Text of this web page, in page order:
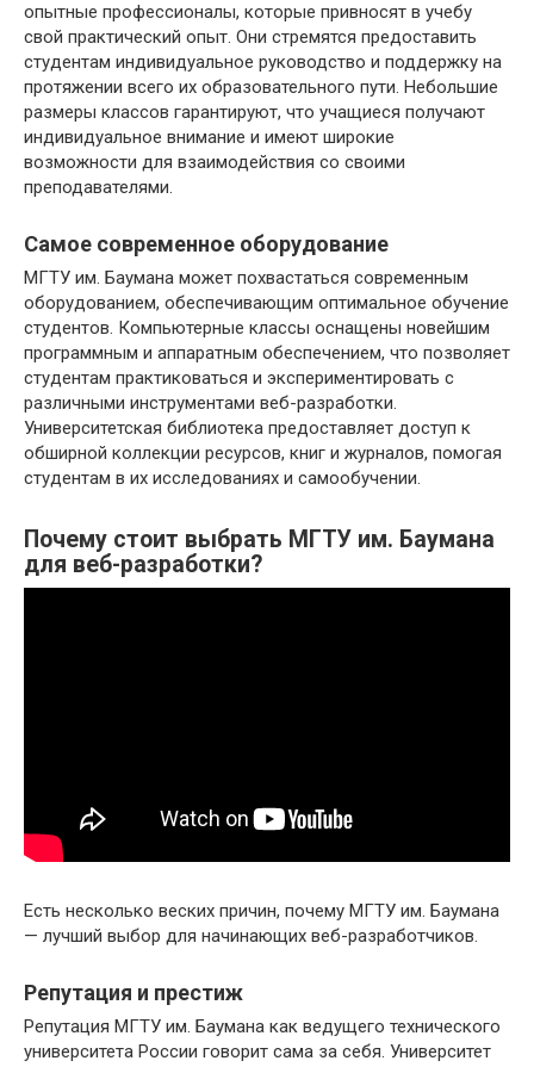
опытные профессионалы, которые привносят в учебу
свой практический опыт. Они стремятся предоставить
студентам индивидуальное руководство и поддержку на
протяжении всего их образовательного пути. Небольшие
размеры классов гарантируют, что учащиеся получают
индивидуальное внимание и имеют широкие
возможности для взаимодействия со своими
преподавателями.
Самое современное оборудование
МГТУ им. Баумана может похвастаться современным
оборудованием, обеспечивающим оптимальное обучение
студентов. Компьютерные классы оснащены новейшим
программным и аппаратным обеспечением, что позволяет
студентам практиковаться и экспериментировать с
различными инструментами веб-разработки.
Университетская библиотека предоставляет доступ к
обширной коллекции ресурсов, книг и журналов, помогая
студентам в их исследованиях и самообучении.
Почему стоит выбрать МГТУ им. Баумана
для веб-разработки?
Есть несколько веских причин, почему МГТУ им. Баумана
— лучший выбор для начинающих веб-разработчиков.
Репутация и престиж
Репутация МГТУ им. Баумана как ведущего технического
университета России говорит сама за себя. Университет